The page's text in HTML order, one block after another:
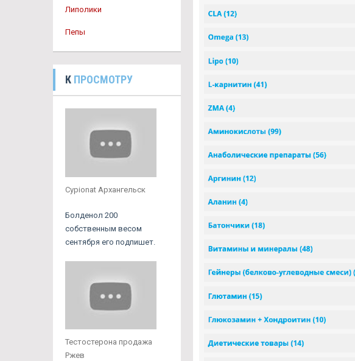
Липолики
Пепы
К ПРОСМОТРУ
Cypionat Архангельск
Болденол 200
собственным весом
сентября его подпишет.
Тестостерона продажа
Ржев